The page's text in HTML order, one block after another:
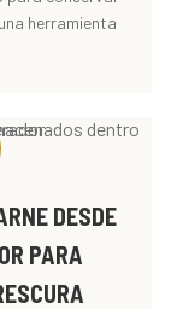
herramienta
DESDE
PARA